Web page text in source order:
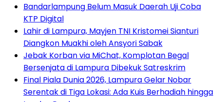
Bandarlampung Belum Masuk Daerah Uji Coba
KTP Digital
Lahir di Lampura, Mayjen TNI Kristomei Sianturi
Diangkon Muakhi oleh Ansyori Sabak
Jebak Korban via MiChat, Komplotan Begal
Bersenjata di Lampura Dibekuk Satreskrim
Final Piala Dunia 2026, Lampura Gelar Nobar
Serentak di Tiga Lokasi: Ada Kuis Berhadiah hingga